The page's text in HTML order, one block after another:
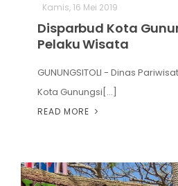
Kamis, 16 Mei 2019
Disparbud Kota
Pelaku Wisata
GUNUNGSITOLI - Dinas
Kota Gunungsi[...]
READ MORE